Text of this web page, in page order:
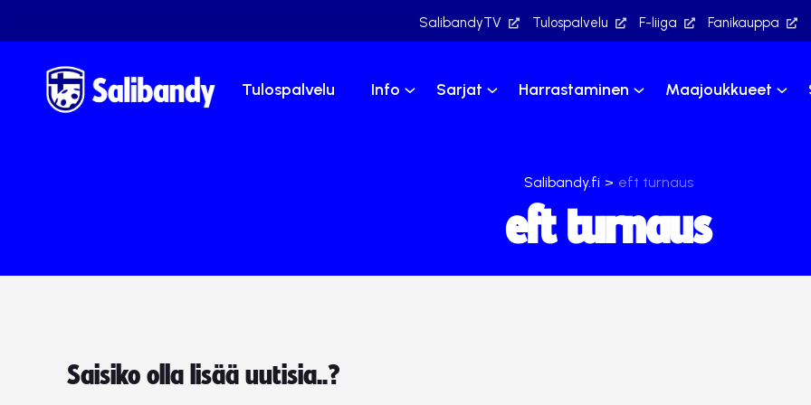
SalibandyTV Tulospalvelu F-liiga Fanikauppa
Tulospalvelu Info Sarjat Harrastaminen Maajoukkueet
Salibandy.fi > eft turnaus
eft turnaus
Saisiko olla lisää uutisia..?